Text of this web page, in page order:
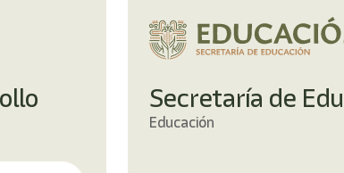
Secretaría de
Educación